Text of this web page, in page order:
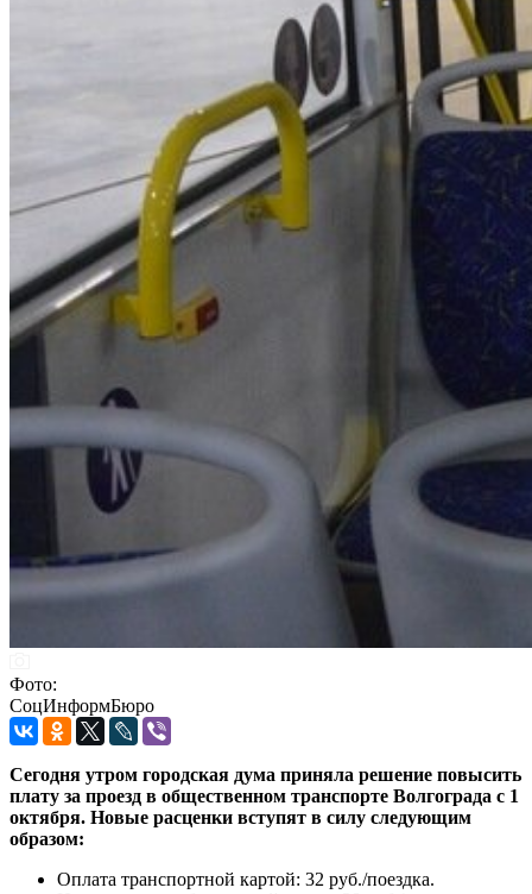
Фото:
СоцИнформБюро
Сегодня утром городская дума приняла решение повысить
плату за проезд в общественном транспорте Волгограда с 1
октября. Новые расценки вступят в силу следующим
образом:
Оплата транспортной картой: 32 руб./поездка.